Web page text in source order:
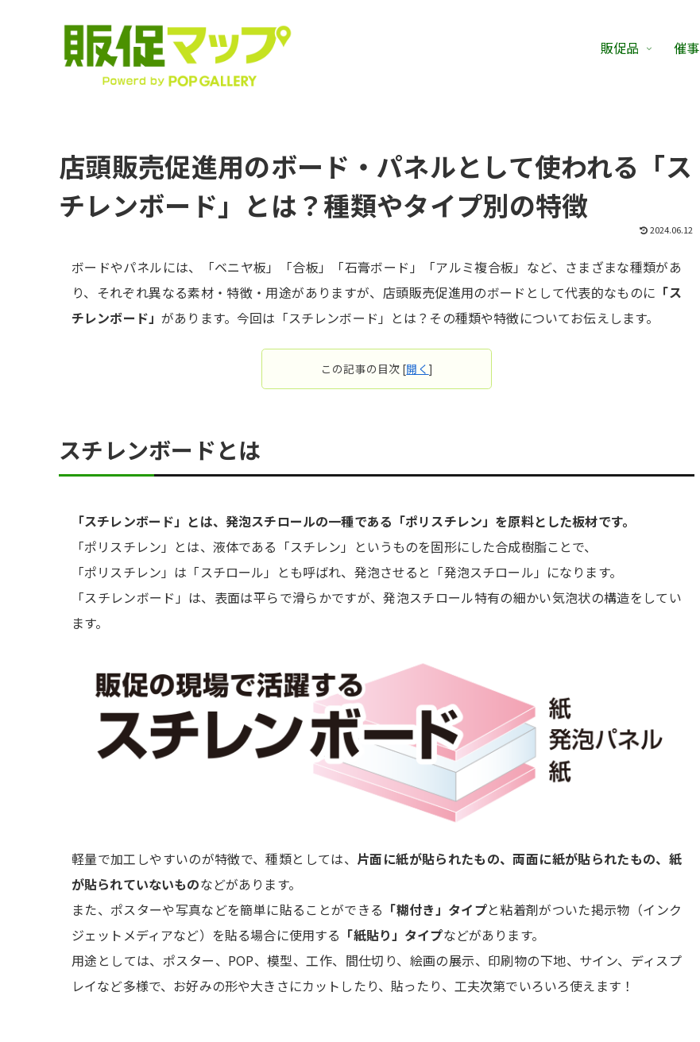
販促品 催事
店頭販売促進用のボード・パネルとして使われる「ス
チレンボード」とは？種類やタイプ別の特徴
2024.06.12
ボードやパネルには、「ベニヤ板」「合板」「石膏ボード」「アルミ複合板」など、さまざまな種類があ
り、それぞれ異なる素材・特徴・用途がありますが、店頭販売促進用のボードとして代表的なものに 「ス
チレンボード」があります。今回は「スチレンボード」とは？その種類や特徴についてお伝えします。
この記事の目次 [開く ]
スチレンボードとは
「スチレンボード」とは、発泡スチロールの一種である「ポリスチレン」を原料とした板材です。
「ポリスチレン」とは、液体である「スチレン」というものを固形にした合成樹脂ことで、
「ポリスチレン」は「スチロール」とも呼ばれ、発泡させると「発泡スチロール」になります。
「スチレンボード」は、表面は平らで滑らかですが、発泡スチロール特有の細かい気泡状の構造をしてい
ます。
軽量で加工しやすいのが特徴で、種類としては、 片面に紙が貼られたもの、両面に紙が貼られたもの、紙
が貼られていないものなどがあります。
また、ポスターや写真などを簡単に貼ることができる 「糊付き」タイプと粘着剤がついた掲示物（インク
ジェットメディアなど）を貼る場合に使用する 「紙貼り」タイプなどがあります。
用途としては、ポスター、POP、模型、工作、間仕切り、絵画の展示、印刷物の下地、サイン、ディスプ
レイなど多様で、お好みの形や大きさにカットしたり、貼ったり、工夫次第でいろいろ使えます！